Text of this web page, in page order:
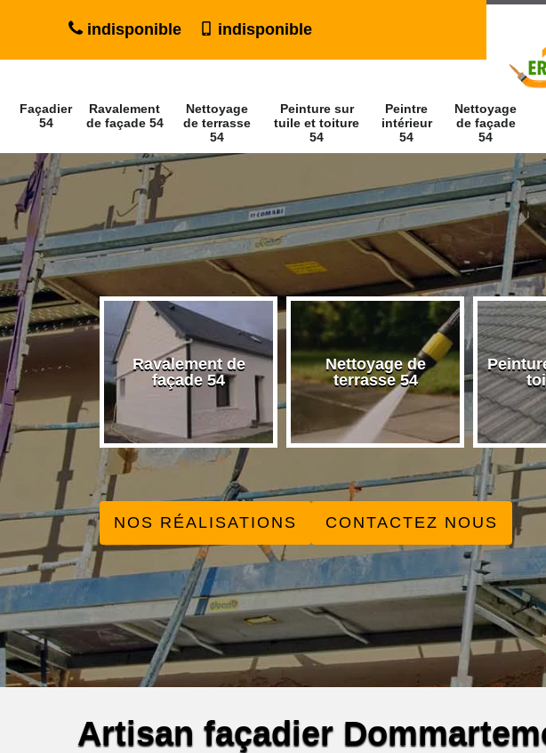
indisponible indisponible
Façadier
54
Ravalement
de façade 54
Nettoyage
de terrasse
54
Peinture sur
tuile et toiture
54
Peintre
intérieur
54
Nettoyage
de façade
54
54
Ravalement de
façade 54
Nettoyage de
terrasse 54
NOS RÉALISATIONS CONTACTEZ NOUS
Artisan façadier